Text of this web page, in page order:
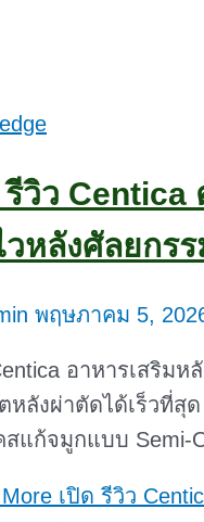
รีวิว
หลังศัลยกร
พฤษภาคม 5,
อาหารเสริม
หลังผ่าตัดได้เร็วที่สุ
สแก้จมูกแบบ Semi-
เปิด รีวิว